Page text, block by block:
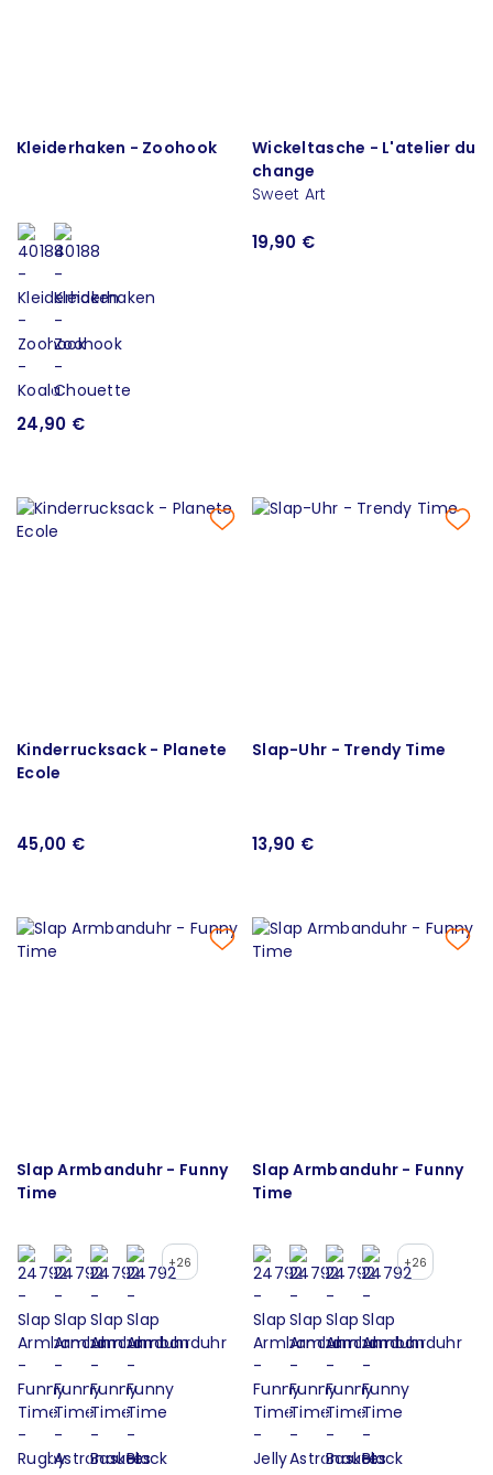
Kleiderhaken - Zoohook
24,90 €
Wickeltasche - L'atelier du
change
Sweet Art
19,90 €
Kinderrucksack - Planete
Ecole
45,00 €
Slap-Uhr - Trendy Time
13,90 €
Slap Armbanduhr - Funny
Time
+26
Slap Armbanduhr - Funny
Time
+26